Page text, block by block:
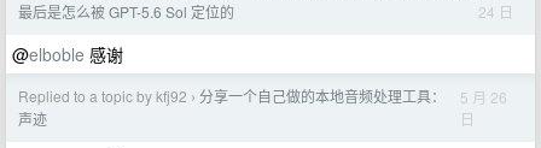
最后是怎么被 GPT-5.6 Sol 定位的
24 日
@elboble 感谢
Replied to a topic by kfj92 › 分享一个自己做的本地音频处理工具：
声迹
5 月 26
日